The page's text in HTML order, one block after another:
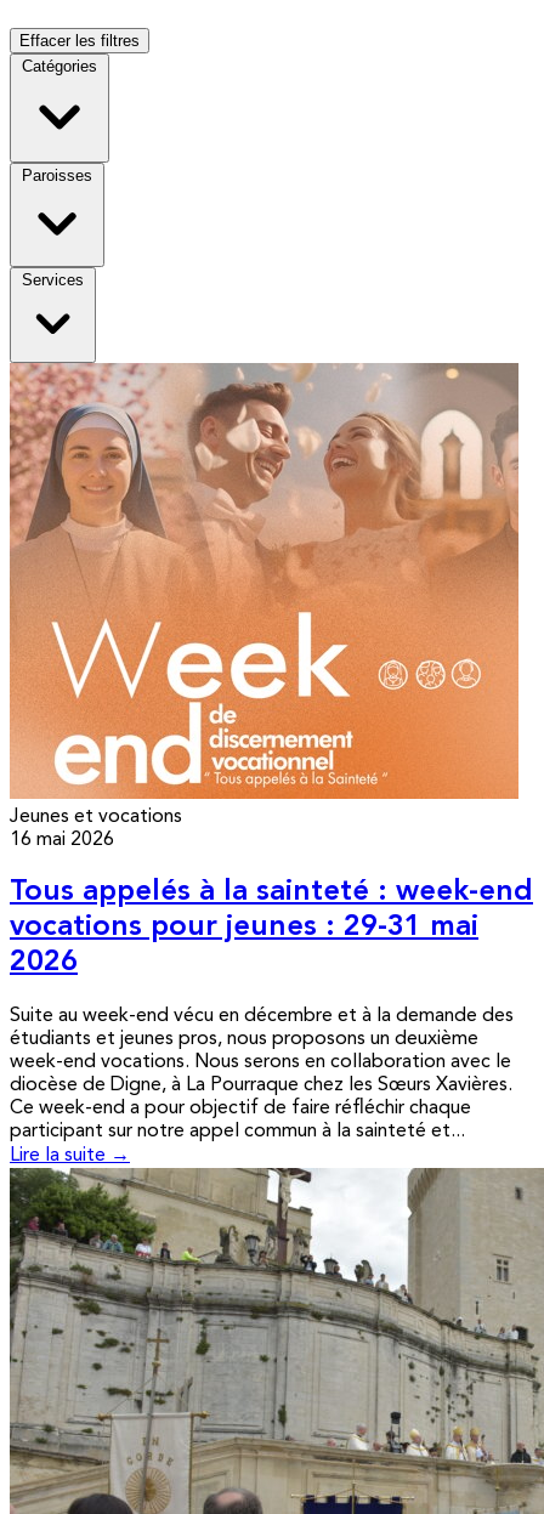
Effacer les filtres
Catégories
Paroisses
Services
Jeunes et vocations
16 mai 2026
Tous appelés à la sainteté : week-end
vocations pour jeunes : 29-31 mai
2026
Suite au week-end vécu en décembre et à la demande des
étudiants et jeunes pros, nous proposons un deuxième
week-end vocations. Nous serons en collaboration avec le
diocèse de Digne, à La Pourraque chez les Sœurs Xavières.
Ce week-end a pour objectif de faire réfléchir chaque
participant sur notre appel commun à la sainteté et...
Lire la suite →